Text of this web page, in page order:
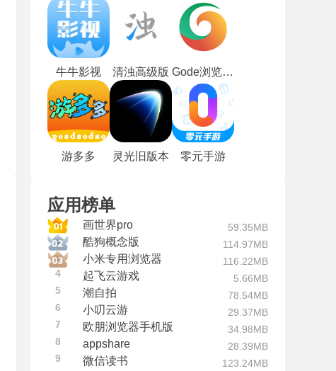
牛牛影视 清浊高级版 Gode浏览器最新版
游多多 灵光旧版本 零元手游
应用榜单
画世界pro 59.35MB
酷狗概念版 114.97MB
小米专用浏览器
116.22MB
4
起飞云游戏
5.66MB
5
潮自拍
78.54MB
6
小叨云游
29.37MB
7
欧朋浏览器手机版
34.98MB
8
appshare
28.39MB
9
微信读书
123.24MB